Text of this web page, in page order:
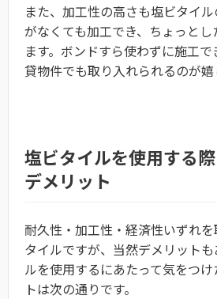
また、加工性の高さも塩ビタイ
がなくても加工でき、ちょっと
ます。ボンドすら使わずに施工
貸物件でも取り入れられるのが嬉
塩ビタイルを使用する
デメリット
耐久性・加工性・経済性いずれ
タイルですが、当然デメリット
ルを使用するにあたって気をつ
トは次の通りです。